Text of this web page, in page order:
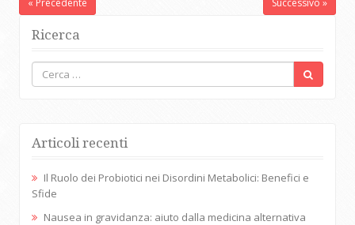
« Precedente Successivo »
Ricerca
Articoli recenti
Il Ruolo dei Probiotici nei Disordini Metabolici: Benefici e
Sfide
Nausea in gravidanza: aiuto dalla medicina alternativa